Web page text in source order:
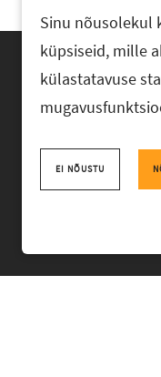
+372 618 0820
Sinu nõusolekul
küpsiseid, mille
külastatavuse
EI NÕUSTU